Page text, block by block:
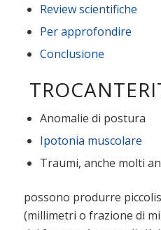
Review scientifiche
Per approfondire
Conclusione
Anomalie di postura
Ipotonia muscolare
Traumi, anche molti
possono produrre
(millimetri o frazione di